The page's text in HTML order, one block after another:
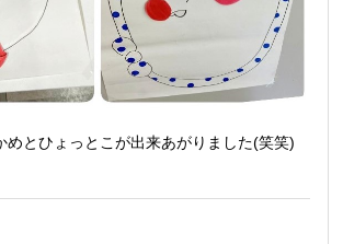
めとひょっとこが出来あがりました(笑笑)